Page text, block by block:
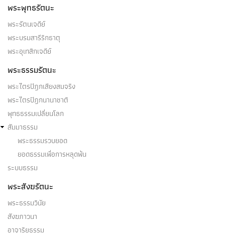
พระพุทธรัตนะ
พระรัตนเจดีย์
พระบรมสารีริกธาตุ
พระอุเทสิกเจดีย์
พระธรรมรัตนะ
พระไตรปิฎกเสียงสมจริง
พระไตรปิฎกนานาชาติ
พุทธธรรมเปลี่ยนโลก
สัมมาธรรม
พระธรรมรวบยอด
ยอดธรรมเพื่อการหลุดพ้น
ระบบธรรม
พระสังฆรัตนะ
พระธรรมวินัย
สังฆภาวนา
อาจาริยธรรม